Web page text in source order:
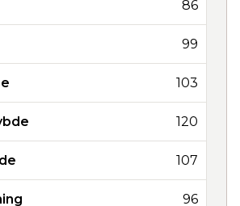
86
99
103
120
107
96